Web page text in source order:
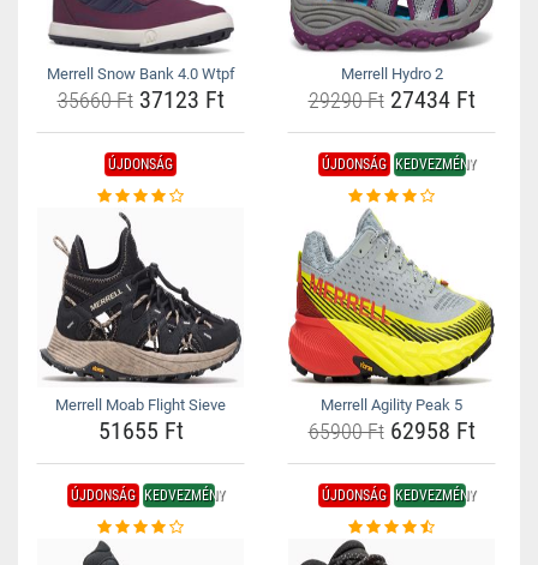
Merrell Snow Bank 4.0 Wtpf
35660 Ft37123 Ft
Merrell Hydro 2
29290 Ft27434 Ft
ÚJDONSÁG
Merrell Moab Flight Sieve
51655 Ft
ÚJDONSÁG KEDVEZMÉNY
Merrell Agility Peak 5
65900 Ft62958 Ft
ÚJDONSÁG KEDVEZMÉNY ÚJDONSÁG KEDVEZMÉNY